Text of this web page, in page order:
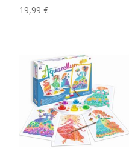
19,99€